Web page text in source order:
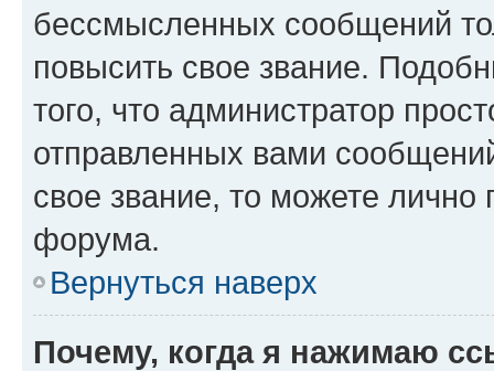
бессмысленных сообщений
повысить свое звание.
того, что администратор
отправленных вами
свое звание, то можете лично
форума.
Вернуться наверх
Почему, когда я нажимаю